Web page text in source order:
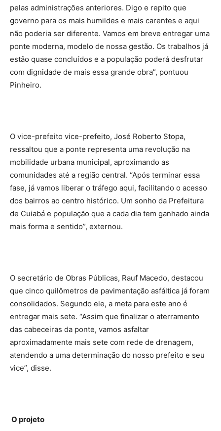
pelas administrações anteriores. Digo e repito que
governo para os mais humildes e mais carentes e aqui
não poderia ser diferente. Vamos em breve entregar uma
ponte moderna, modelo de nossa gestão. Os trabalhos já
estão quase concluídos e a população poderá desfrutar
com dignidade de mais essa grande obra”, pontuou
Pinheiro.
O vice-prefeito vice-prefeito, José Roberto Stopa,
ressaltou que a ponte representa uma revolução na
mobilidade urbana municipal, aproximando as
comunidades até a região central. “Após terminar essa
fase, já vamos liberar o tráfego aqui, facilitando o acesso
dos bairros ao centro histórico. Um sonho da Prefeitura
de Cuiabá e população que a cada dia tem ganhado ainda
mais forma e sentido”, externou.
O secretário de Obras Públicas, Rauf Macedo, destacou
que cinco quilômetros de pavimentação asfáltica já foram
consolidados. Segundo ele, a meta para este ano é
entregar mais sete. “Assim que finalizar o aterramento
das cabeceiras da ponte, vamos asfaltar
aproximadamente mais sete com rede de drenagem,
atendendo a uma determinação do nosso prefeito e seu
vice”, disse.
O projeto